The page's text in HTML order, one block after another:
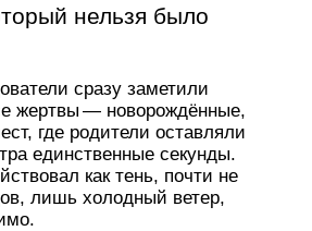
нельзя было
сразу заметили
жертвы — новорождённые,
где родители оставляли
единственные секунды.
как тень, почти не
лишь холодный ветер,